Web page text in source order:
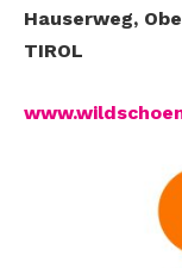
Hauserweg,
TIROL